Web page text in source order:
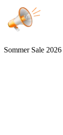
Sommer Sale 2026